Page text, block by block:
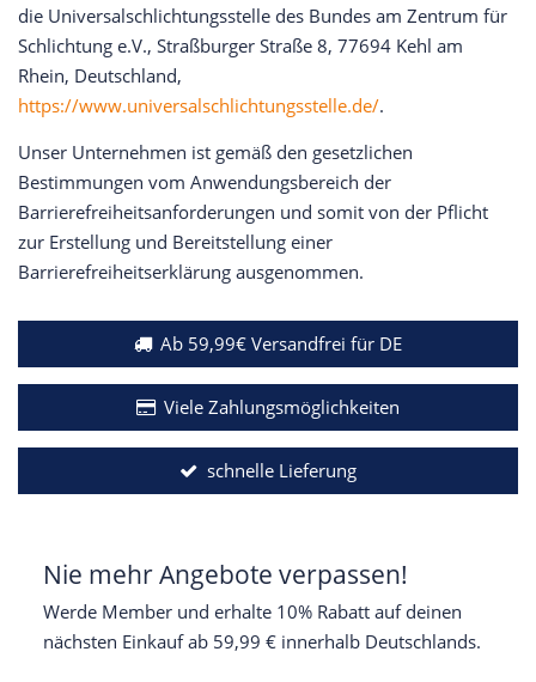
die Universalschlichtungsstelle des Bundes am Zentrum für
Schlichtung e.V., Straßburger Straße 8, 77694 Kehl am
Rhein, Deutschland,
https://www.universalschlichtungsstelle.de/.
Unser Unternehmen ist gemäß den gesetzlichen
Bestimmungen vom Anwendungsbereich der
Barrierefreiheitsanforderungen und somit von der Pflicht
zur Erstellung und Bereitstellung einer
Barrierefreiheitserklärung ausgenommen.
Ab 59,99€ Versandfrei für DE
Viele Zahlungsmöglichkeiten
schnelle Lieferung
Nie mehr Angebote verpassen!
Werde Member und erhalte 10% Rabatt auf deinen
nächsten Einkauf ab 59,99 € innerhalb Deutschlands.